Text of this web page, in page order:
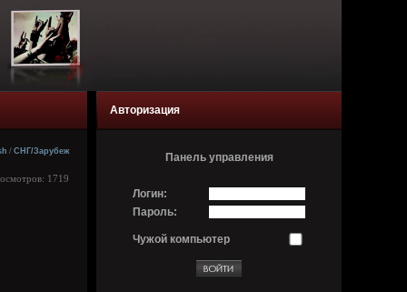
/ СНГ/Зарубеж
1719
Авторизация
Панель управления
Логин:
Пароль:
Чужой компьютер